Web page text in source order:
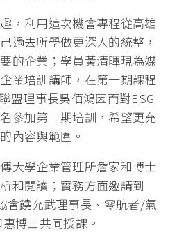
，利用這次機會專程從高雄
過去所學做更深入的統整，
的企業；學員黃清暉現為媒
業培訓講師，在第一期課程
盟理事長吳佰鴻因而對ESG
參加第二期培訓，希望更充
內容與範圍。
大學企業管理所詹家和博士
和閱讀；實務方面邀請到
會饒允武理事長、零航者/氣
博士共同授課。